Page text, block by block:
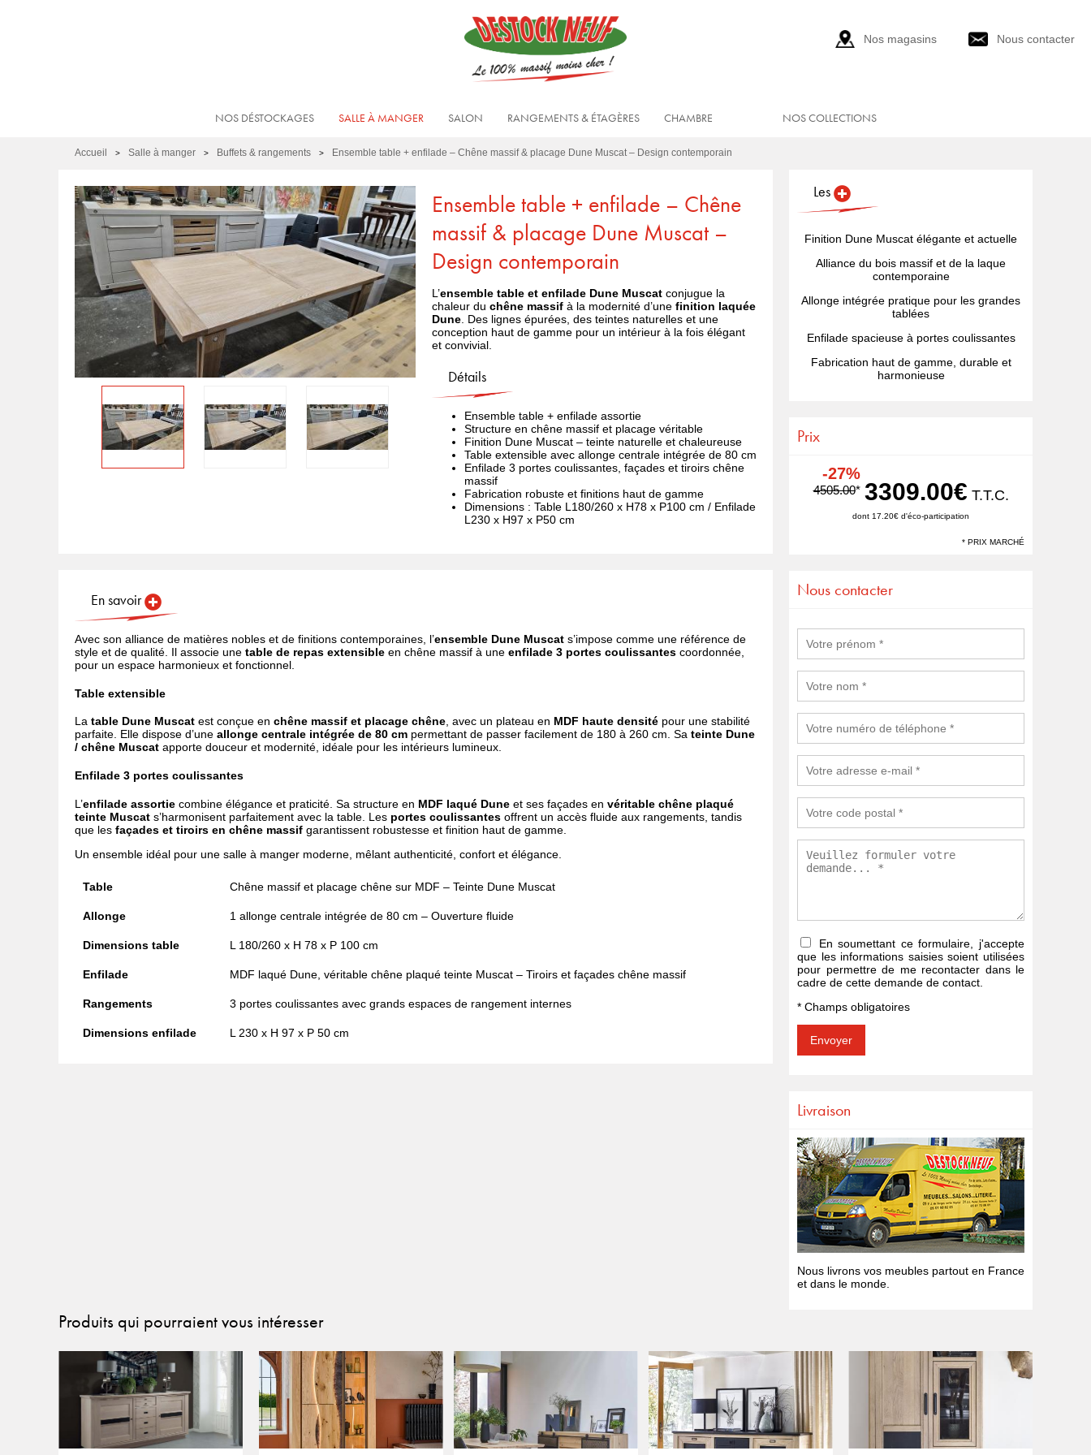
Nos magasins Nous contacter
NOS DÉSTOCKAGES SALLE À MANGER SALON RANGEMENTS & ÉTAGÈRES CHAMBRE NOS COLLECTIONS
Accueil > Salle à manger > Buffets & rangements > Ensemble table + enfilade – Chêne massif & placage Dune Muscat – Design contemporain
Les
Finition Dune Muscat élégante et actuelle
Alliance du bois massif et de la laque
contemporaine
Allonge intégrée pratique pour les grandes
tablées
Enfilade spacieuse à portes coulissantes
Fabrication haut de gamme, durable et
harmonieuse
Prix
-27%
4505.00* 3309.00€ T.T.C.
dont 17.20€ d'éco-participation
* PRIX MARCHÉ
Nous contacter
En soumettant ce formulaire, j'accepte
que les informations saisies soient utilisées
pour permettre de me recontacter dans le
cadre de cette demande de contact.
* Champs obligatoires
Livraison
Nous livrons vos meubles partout en France
et dans le monde.
Ensemble table + enfilade – Chêne
massif & placage Dune Muscat –
Design contemporain
L’ensemble table et enfilade Dune Muscat conjugue la
chaleur du chêne massif à la modernité d’une finition laquée
Dune . Des lignes épurées, des teintes naturelles et une
conception haut de gamme pour un intérieur à la fois élégant
et convivial.
Détails
Ensemble table + enfilade assortie
Structure en chêne massif et placage véritable
Finition Dune Muscat – teinte naturelle et chaleureuse
Table extensible avec allonge centrale intégrée de 80 cm
Enfilade 3 portes coulissantes, façades et tiroirs chêne
massif
Fabrication robuste et finitions haut de gamme
Dimensions : Table L180/260 x H78 x P100 cm / Enfilade
L230 x H97 x P50 cm
En savoir
Avec son alliance de matières nobles et de finitions contemporaines, l’ensemble Dune Muscat s’impose comme une référence de
style et de qualité. Il associe une table de repas extensible en chêne massif à une enfilade 3 portes coulissantes coordonnée,
pour un espace harmonieux et fonctionnel.
Table extensible
La table Dune Muscat est conçue en chêne massif et placage chêne, avec un plateau en MDF haute densité pour une stabilité
parfaite. Elle dispose d’une allonge centrale intégrée de 80 cm permettant de passer facilement de 180 à 260 cm. Sa teinte Dune
/ chêne Muscat apporte douceur et modernité, idéale pour les intérieurs lumineux.
Enfilade 3 portes coulissantes
L’enfilade assortie combine élégance et praticité. Sa structure en MDF laqué Dune et ses façades en véritable chêne plaqué
teinte Muscat s’harmonisent parfaitement avec la table. Les portes coulissantes offrent un accès fluide aux rangements, tandis
que les façades et tiroirs en chêne massif garantissent robustesse et finition haut de gamme.
Un ensemble idéal pour une salle à manger moderne, mêlant authenticité, confort et élégance.
Table Chêne massif et placage chêne sur MDF – Teinte Dune Muscat
Allonge 1 allonge centrale intégrée de 80 cm – Ouverture fluide
Dimensions table L 180/260 x H 78 x P 100 cm
Enfilade MDF laqué Dune, véritable chêne plaqué teinte Muscat – Tiroirs et façades chêne massif
Rangements 3 portes coulissantes avec grands espaces de rangement internes
Dimensions enfilade L 230 x H 97 x P 50 cm
Produits qui pourraient vous intéresser